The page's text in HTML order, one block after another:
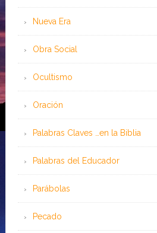
Nueva Era
Obra Social
Ocultismo
Oración
Palabras Claves …en la Biblia
Palabras del Educador
Parábolas
Pecado